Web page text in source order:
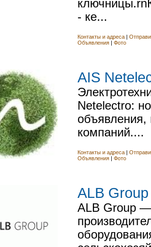
- ке...
Контакты и адреса |
Объявления | Фото
AIS
Netelectro:
объявления,
компаний....
Контакты и адреса |
Объявления | Фото
ALB Group
ALB Group —